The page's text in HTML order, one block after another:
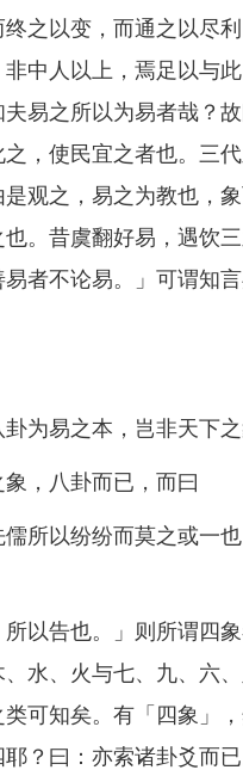
之以变，而通之以尽
中人以上，焉足以与
易之所以为易者哉？
，使民宜之者也。三
观之，易之为教也，
。昔虞翻好易，遇饮
者不论易。」可谓知
易之本，岂非天下之
，八卦而已，而曰
以纷纷而莫之或一
告也。」则所谓四象
水、火与七、九、六
可知矣。有「四象」
？曰：亦索诸卦爻而已